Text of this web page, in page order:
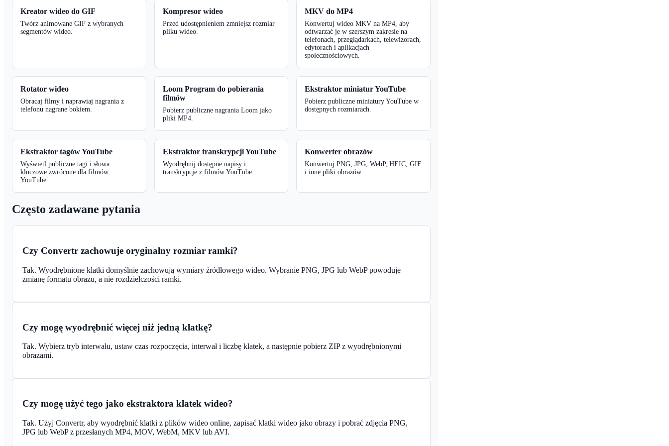
Kreator wideo do GIF
Twórz animowane GIF z wybranych
segmentów wideo.
Kompresor wideo
Przed udostępnieniem zmniejsz rozmiar
pliku wideo.
MKV do MP4
Konwertuj wideo MKV na MP4, aby
odtwarzać je w szerszym zakresie na
telefonach, przeglądarkach, telewizorach,
edytorach i aplikacjach
społecznościowych.
Rotator wideo
Obracaj filmy i naprawiaj nagrania z
telefonu nagrane bokiem.
Loom Program do pobierania
filmów
Pobierz publiczne nagrania Loom jako
pliki MP4.
Ekstraktor miniatur YouTube
Pobierz publiczne miniatury YouTube w
dostępnych rozmiarach.
Ekstraktor tagów YouTube
Wyświetl publiczne tagi i słowa
kluczowe zwrócone dla filmów
YouTube.
Ekstraktor transkrypcji YouTube
Wyodrębnij dostępne napisy i
transkrypcje z filmów YouTube.
Konwerter obrazów
Konwertuj PNG, JPG, WebP, HEIC, GIF
i inne pliki obrazów.
Często zadawane pytania
Czy Convertr zachowuje oryginalny rozmiar ramki?
Tak. Wyodrębnione klatki domyślnie zachowują wymiary źródłowego wideo. Wybranie PNG, JPG lub WebP powoduje
zmianę formatu obrazu, a nie rozdzielczości ramki.
Czy mogę wyodrębnić więcej niż jedną klatkę?
Tak. Wybierz tryb interwału, ustaw czas rozpoczęcia, interwał i liczbę klatek, a następnie pobierz ZIP z wyodrębnionymi
obrazami.
Czy mogę użyć tego jako ekstraktora klatek wideo?
Tak. Użyj Convertr, aby wyodrębnić klatki z plików wideo online, zapisać klatki wideo jako obrazy i pobrać zdjęcia PNG,
JPG lub WebP z przesłanych MP4, MOV, WebM, MKV lub AVI.